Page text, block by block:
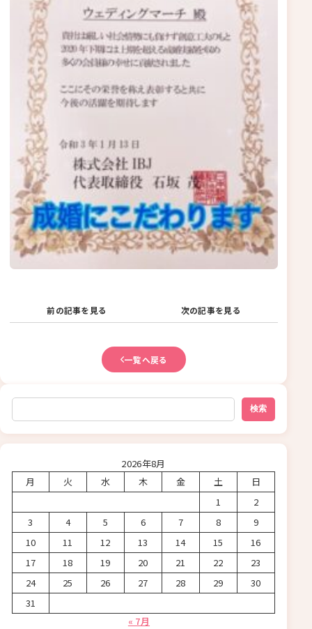
前の記事を見る 次の記事を見る
一覧へ戻る
検索
検索
2026年8月
月
火 水 木 金 土
日
1
2
3
4 5 6 7 8
9
10
11 12 13 14 15
16
17
18 19 20 21 22
23
24
25 26 27 28 29
30
31
« 7月